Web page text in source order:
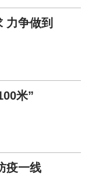
力争做到
米”
疫一线